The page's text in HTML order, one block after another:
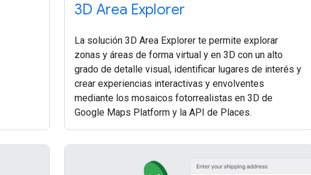
3D Area Explorer
La solución 3D Area Explorer te permite explorar
zonas y áreas de forma virtual y en 3D con un alto
grado de detalle visual, identificar lugares de interés y
crear experiencias interactivas y envolventes
mediante los mosaicos fotorrealistas en 3D de
Google Maps Platform y la API de Places.